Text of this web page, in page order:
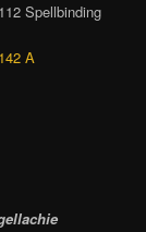
Spellbinding
A